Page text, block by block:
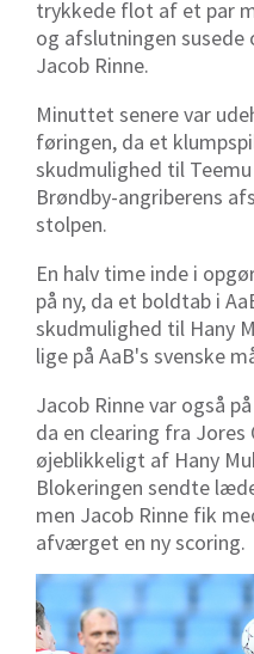
trykkede flot af et par
og afslutningen susede
Jacob Rinne.
Minuttet senere var
føringen, da et
skudmulighed til
Brøndby-angriberens
stolpen.
En halv time inde i
på ny, da et boldtab i
skudmulighed til Hany
lige på AaB's svenske
Jacob Rinne var også
da en clearing fra
øjeblikkeligt af Hany
Blokeringen sendte
men Jacob Rinne fik
afværget en ny scoring.